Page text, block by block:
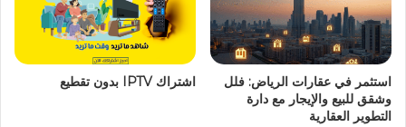
استثمر في عقارات الرياض: فلل
وشقق للبيع والإيجار مع دارة
التطوير العقارية
اشتراك IPTV بدون تقطيع